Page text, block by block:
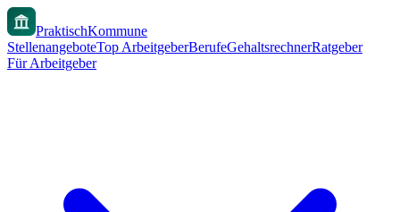
PraktischKommune
StellenangeboteTop ArbeitgeberBerufeGehaltsrechnerRatgeber
Für Arbeitgeber